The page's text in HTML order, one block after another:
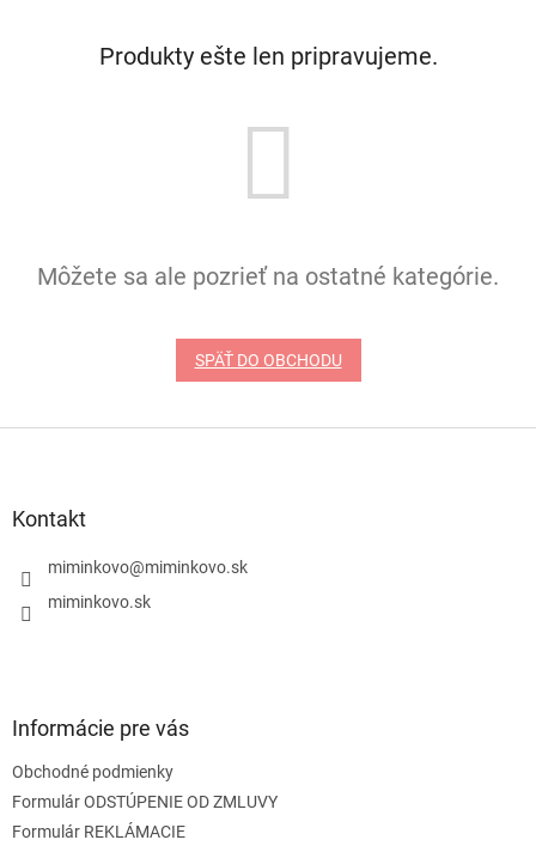
Produkty ešte len pripravujeme.
Môžete sa ale pozrieť na ostatné kategórie.
SPÄŤ DO OBCHODU
Kontakt
miminkovo@miminkovo.sk
miminkovo.sk
Informácie pre vás
Obchodné podmienky
Formulár ODSTÚPENIE OD ZMLUVY
Formulár REKLÁMACIE